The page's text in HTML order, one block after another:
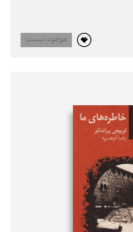
موجود نیست